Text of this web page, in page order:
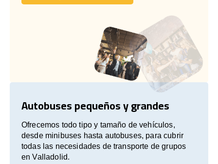
Comuníquese con nosotros
Autobuses pequeños y grandes
Ofrecemos todo tipo y tamaño de vehículos,
desde minibuses hasta autobuses, para cubrir
todas las necesidades de transporte de grupos
en Valladolid.